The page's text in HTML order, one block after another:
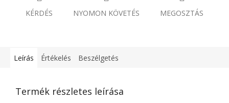
KÉRDÉS NYOMON KÖVETÉS MEGOSZTÁS
Leírás Értékelés Beszélgetés
Termék részletes leírása